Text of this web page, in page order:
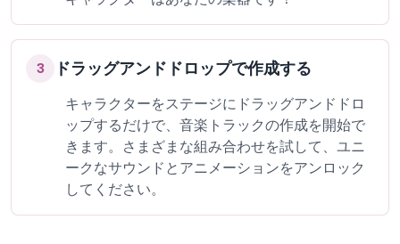
3 ドラッグアンドドロップで作成する
キャラクターをステージにドラッグアンドドロ
ップするだけで、音楽トラックの作成を開始で
きます。さまざまな組み合わせを試して、ユニ
ークなサウンドとアニメーションをアンロック
してください。